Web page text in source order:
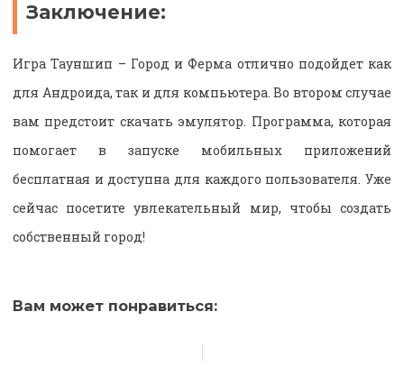
Заключение:
Игра Тауншип – Город и Ферма отлично подойдет как
для Андроида, так и для компьютера. Во втором случае
вам предстоит скачать эмулятор. Программа, которая
помогает в запуске мобильных приложений
бесплатная и доступна для каждого пользователя. Уже
сейчас посетите увлекательный мир, чтобы создать
собственный город!
Вам может понравиться: